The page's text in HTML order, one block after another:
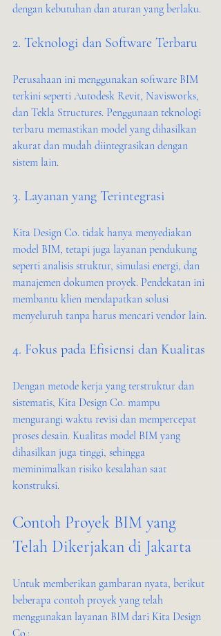
dengan kebutuhan dan aturan yang berlaku.
2. Teknologi dan Software Terbaru
Perusahaan ini menggunakan software BIM
terkini seperti Autodesk Revit, Navisworks,
dan Tekla Structures. Penggunaan teknologi
terbaru memastikan model yang dihasilkan
akurat dan mudah diintegrasikan dengan
sistem lain.
3. Layanan yang Terintegrasi
Kita Design Co. tidak hanya menyediakan
model BIM, tetapi juga layanan pendukung
seperti analisis struktur, simulasi energi, dan
manajemen dokumen proyek. Pendekatan ini
membantu klien mendapatkan solusi
menyeluruh tanpa harus mencari vendor lain.
4. Fokus pada Efisiensi dan Kualitas
Dengan metode kerja yang terstruktur dan
sistematis, Kita Design Co. mampu
mengurangi waktu revisi dan mempercepat
proses desain. Kualitas model BIM yang
dihasilkan juga tinggi, sehingga
meminimalkan risiko kesalahan saat
konstruksi.
Contoh Proyek BIM yang
Telah Dikerjakan di Jakarta
Untuk memberikan gambaran nyata, berikut
beberapa contoh proyek yang telah
menggunakan layanan BIM dari Kita Design
Co.: